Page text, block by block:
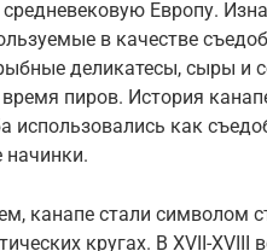
Европу.
в качестве
деликатесы, сыры и
пиров. История
использовались как
начинки.
канапе стали символом
кругах. В XVII-